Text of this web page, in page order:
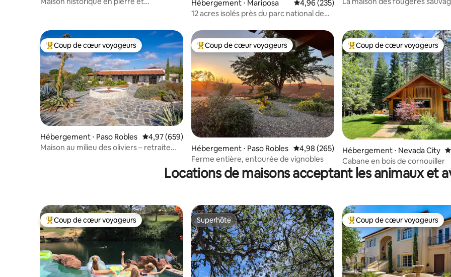
Hébergement ⋅ Mariposa Évaluation moyenne sur la base de 235
4,96 (235)
12 acres isolés près du parc national de
Coups de cœur voyageurs les plus appréciés
Coup de cœur voyageurs
Hébergement ⋅ Paso Robles Évaluation moyenne sur la base de 659 commentaires : 4,97 sur 5
4,97 (659)
Maison au milieu des oliviers – retraite
Coups de cœur voyageurs les plus appréciés
Coup de cœur voyageurs
Hébergement ⋅ Paso Robles Évaluation moyenne sur la base de 265
4,98 (265)
Ferme entière, entourée de vignobles
Coups de cœur voyageurs les
Coup de cœur voyageurs
Hébergement ⋅ Nevada City
Cabane en bois de cornouiller
Locations de maisons acceptant les animaux et
Coups de cœur voyageurs les plus appréciés
Coup de cœur voyageurs Superhôte
Superhôte Coups de cœur voyageurs les
Coup de cœur voyageurs